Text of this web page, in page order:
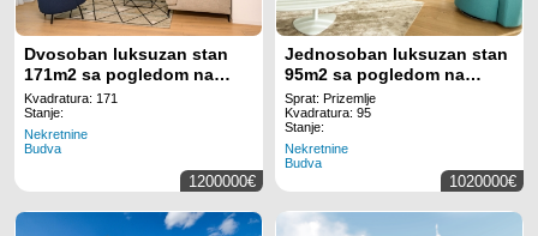
Dvosoban luksuzan stan
171m2 sa pogledom na
more, Dukley Gardens –
Budva
Kvadratura: 171
Stanje:
Nekretnine
Budva
1200000€
Jednosoban luksuzan stan
95m2 sa pogledom na
more, Dukley Gardens -
Budva
Sprat: Prizemlje
Kvadratura: 95
Stanje:
Nekretnine
Budva
1020000€